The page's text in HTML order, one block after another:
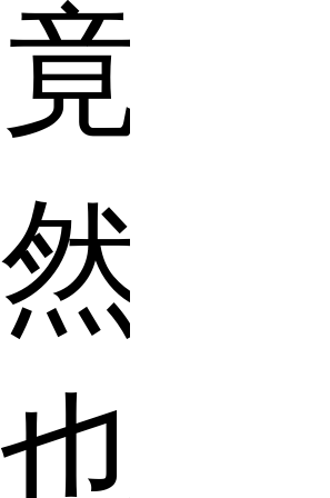
竟
然
也